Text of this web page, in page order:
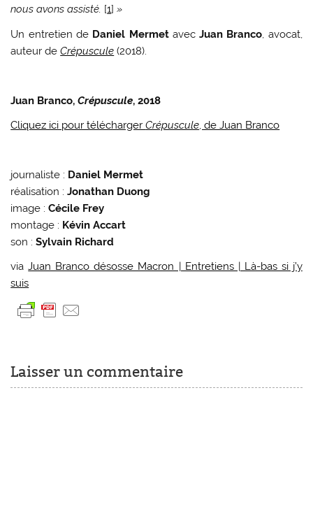
nous avons assisté. [1] »
Un entretien de Daniel MermetavecJuan Branco, avocat,
auteur deCrépuscule (2018).
Juan Branco,Crépuscule, 2018
Cliquez ici pour téléchargerCrépuscule, de Juan Branco
journaliste : Daniel Mermet
réalisation :Jonathan Duong
image :Cécile Frey
montage : Kévin Accart
son :Sylvain Richard
viaJuan Branco désosse Macron | Entretiens | Là-bas si j’y
suis
Laisser un commentaire